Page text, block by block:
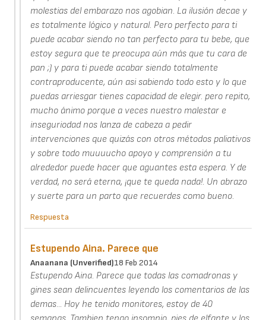
molestias del embarazo nos agobian. La ilusión decae y
es totalmente lógico y natural. Pero perfecto para ti
puede acabar siendo no tan perfecto para tu bebe, que
estoy segura que te preocupa aún más que tu cara de
pan ;) y para ti puede acabar siendo totalmente
contraproducente, aún asi sabiendo todo esto y lo que
puedas arriesgar tienes capacidad de elegir. pero repito,
mucho ánimo porque a veces nuestro malestar e
inseguriodad nos lanza de cabeza a pedir
intervenciones que quizás con otros métodos paliativos
y sobre todo muuuucho apoyo y comprensión a tu
alrededor puede hacer que aguantes esta espera. Y de
verdad, no será eterna, ¡que te queda nada!. Un abrazo
y suerte para un parto que recuerdes como bueno.
Respuesta
Estupendo Aina. Parece que
Anaanana (unverified)18 Feb 2014
Estupendo Aina. Parece que todas las comadronas y
gines sean delincuentes leyendo los comentarios de las
demas... Hoy he tenido monitores, estoy de 40